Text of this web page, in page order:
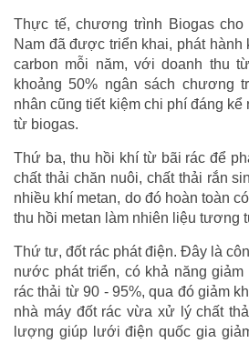
Thực tế, chương trình Biogas
Nam đã được triển khai, phát hành
carbon mỗi năm, với doanh thu
khoảng 50% ngân sách chương
nhân cũng tiết kiệm chi phí đáng
từ biogas.
Thứ ba, thu hồi khí từ bãi rác để
chất thải chăn nuôi, chất thải rắn
nhiều khí metan, do đó hoàn toàn
thu hồi metan làm nhiên liệu tương
Thứ tư, đốt rác phát điện. Đây là
nước phát triển, có khả năng
rác thải từ 90 - 95%, qua đó giảm
nhà máy đốt rác vừa xử lý chất
lượng giúp lưới điện quốc gia